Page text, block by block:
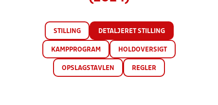
STILLING DETALJERET STILLING
KAMPPROGRAM HOLDOVERSIGT
OPSLAGSTAVLEN REGLER